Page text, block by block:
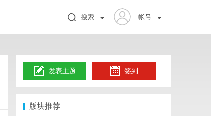
帐号
搜索
发表主题 签到
版块推荐